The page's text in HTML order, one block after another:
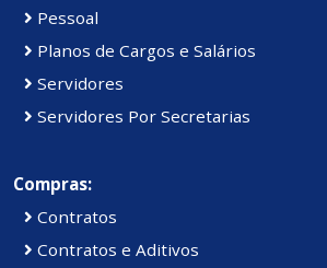
Pessoal
Planos de Cargos e Salários
Servidores
Servidores Por Secretarias
Compras:
Contratos
Contratos e Aditivos